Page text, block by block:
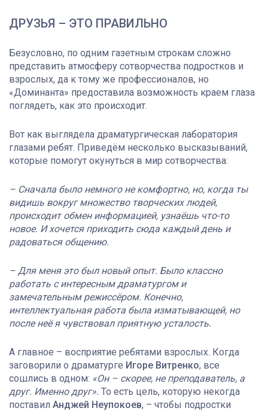
ДРУЗЬЯ – ЭТО ПРАВИЛЬНО
Безусловно, по одним газетным строкам сложно
представить атмосферу сотворчества подростков и
взрослых, да к тому же профессионалов, но
«Доминанта» предоставила возможность краем глаза
поглядеть, как это происходит.
Вот как выглядела драматургическая лаборатория
глазами ребят. Приведём несколько высказываний,
которые помогут окунуться в мир сотворчества:
– Сначала было немного не комфортно, но, когда ты
видишь вокруг множество творческих людей,
происходит обмен информацией, узнаёшь что-то
новое. И хочется приходить сюда каждый день и
радоваться общению.
– Для меня это был новый опыт. Было классно
работать с интересным драматургом и
замечательным режиссёром. Конечно,
интеллектуальная работа была изматывающей, но
после неё я чувствовал приятную усталость.
А главное – восприятие ребятами взрослых. Когда
заговорили о драматурге Игоре Витренко, все
сошлись в одном: «Он – скорее, не преподаватель, а
друг. Именно друг». То есть цель, которую некогда
поставил Анджей Неупокоев, – чтобы подростки